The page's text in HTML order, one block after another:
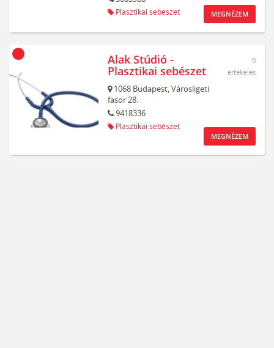
Plasztikai sebészet MEGNÉZEM
Alak Stúdió -
Plasztikai sebészet
1068 Budapest,Városligeti
fasor 28.
9418336
Plasztikai sebészet
0
értékelés
MEGNÉZEM